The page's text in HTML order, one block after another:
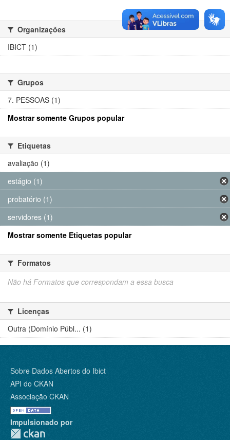
Organizações
IBICT (1)
Grupos
7. PESSOAS (1)
Mostrar somente Grupos popular
Etiquetas
avaliação (1)
estágio (1)
probatório (1)
servidores (1)
Mostrar somente Etiquetas popular
Formatos
Não há Formatos que correspondam a essa busca
Licenças
Outra (Domínio Públ... (1)
Sobre Dados Abertos do Ibict
API do CKAN
Associação CKAN
Impulsionado por